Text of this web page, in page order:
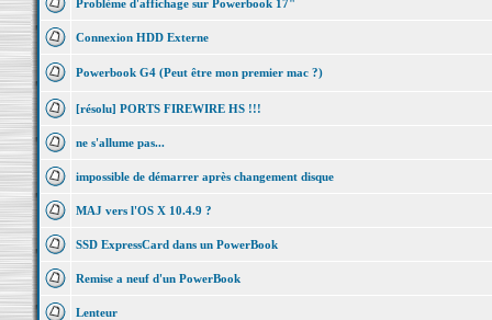
Problème d'affichage sur Powerbook 17"
Connexion HDD Externe
Powerbook G4 (Peut être mon premier mac ?)
[résolu] PORTS FIREWIRE HS !!!
ne s'allume pas...
impossible de démarrer après changement disque
MAJ vers l'OS X 10.4.9 ?
SSD ExpressCard dans un PowerBook
Remise a neuf d'un PowerBook
Lenteur